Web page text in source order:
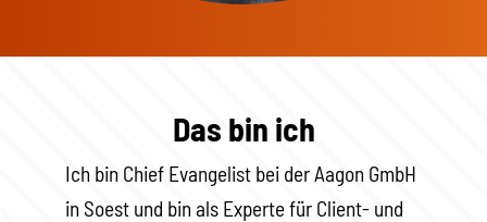
Das bin ich
Ich bin Chief Evangelist bei der Aagon GmbH
in Soest und bin als Experte für Client- und